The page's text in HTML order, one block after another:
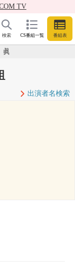
TV
CS番組一覧 番組表
検索
出演者名検索